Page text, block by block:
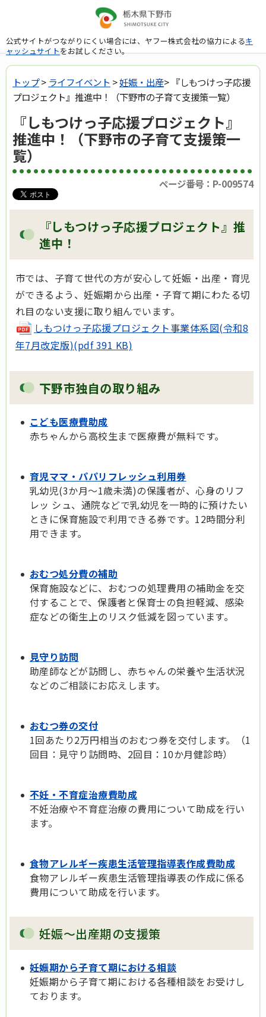
公式サイトがつながりにくい場合には、ヤフー株式会社の協力によるキ
ャッシュサイトをお試しください。
トップ> ライフイベント >妊娠・出産> 『しもつけっ子応援
プロジェクト』推進中！（下野市の子育て支援策一覧）
『しもつけっ子応援プロジェクト』
推進中！（下野市の子育て支援策一
覧）
ページ番号：P-009574
『しもつけっ子応援プロジェクト』推
進中！
市では、子育て世代の方が安心して妊娠・出産・育児
ができるよう、妊娠期から出産・子育て期にわたる切
れ目のない支援に取り組んでいます。
しもつけっ子応援プロジェクト事業体系図(令和8
年7月改定版)(pdf 391 KB)
下野市独自の取り組み
こども医療費助成
赤ちゃんから高校生まで医療費が無料です。
育児ママ・パパリフレッシュ利用券
乳幼児(3か月～1歳未満)の保護者が、心身のリフ
レッ シュ、通院などで乳幼児を一時的に預けたい
ときに保育施設で利用できる券です。12時間分利
用できます。
おむつ処分費の補助
保育施設などに、おむつの処理費用の補助金を交
付することで、保護者と保育士の負担軽減、感染
症などの衛生上のリスク低減を図っています。
見守り訪問
助産師などが訪問し、赤ちゃんの栄養や生活状況
などのご相談にお応えします。
おむつ券の交付
1回あたり2万円相当のおむつ券を交付します。（1
回目：見守り訪問時、2回目：10か月健診時）
不妊・不育症治療費助成
不妊治療や不育症治療の費用について助成を行い
ます。
食物アレルギー疾患生活管理指導表作成費助成
食物アレルギー疾患生活管理指導表の作成に係る
費用について助成を行います。
妊娠～出産期の支援策
妊娠期から子育て期における相談
妊娠期から子育て期における各種相談をお受けし
ております。